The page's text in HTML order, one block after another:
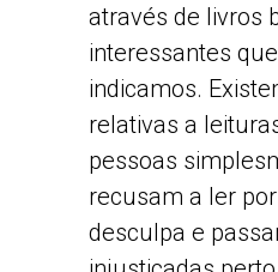
através de livros
interessantes
indicamos.
relativas a
pessoas
recusam a ler
desculpa e